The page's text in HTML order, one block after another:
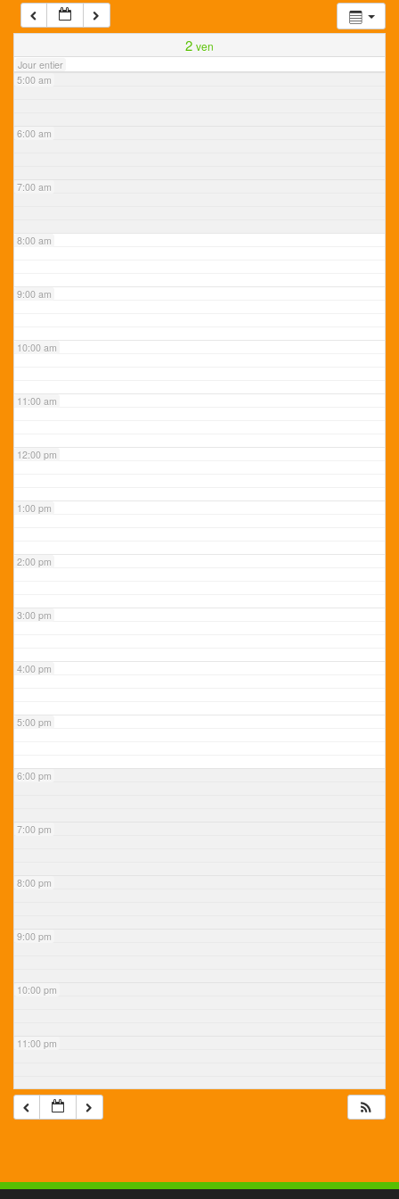
2 ven
Jour entier
4:00 am
5:00 am
6:00 am
7:00 am
8:00 am
9:00 am
10:00 am
11:00 am
12:00 pm
1:00 pm
2:00 pm
3:00 pm
4:00 pm
5:00 pm
6:00 pm
7:00 pm
8:00 pm
9:00 pm
10:00 pm
11:00 pm